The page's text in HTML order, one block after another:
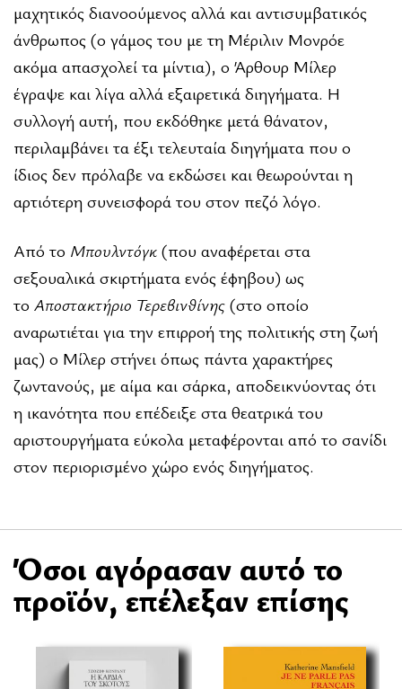
μαχητικός διανοούμενος αλλά και αντισυμβατικός
άνθρωπος (ο γάμος του με τη Μέριλιν Μονρόε
ακόμα απασχολεί τα μίντια), ο Άρθουρ Μίλερ
έγραψε και λίγα αλλά εξαιρετικά διηγήματα. Η
συλλογή αυτή, που εκδόθηκε μετά θάνατον,
περιλαμβάνει τα έξι τελευταία διηγήματα που ο
ίδιος δεν πρόλαβε να εκδώσει και θεωρούνται η
αρτιότερη συνεισφορά του στον πεζό λόγο.
Από το Μπουλντόγκ(που αναφέρεται στα
σεξουαλικά σκιρτήματα ενός έφηβου) ως
το Αποστακτήριο Τερεβινθίνης(στο οποίο
αναρωτιέται για την επιρροή της πολιτικής στη ζωή
μας) ο Μίλερ στήνει όπως πάντα χαρακτήρες
ζωντανούς, με αίμα και σάρκα, αποδεικνύοντας ότι
η ικανότητα που επέδειξε στα θεατρικά του
αριστουργήματα εύκολα μεταφέρονται από το σανίδι
στον περιορισμένο χώρο ενός διηγήματος.
Όσοι αγόρασαν αυτό το
προϊόν, επέλεξαν επίσης